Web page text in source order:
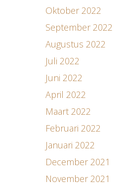
Oktober 2022
September 2022
Augustus 2022
Juli 2022
Juni 2022
April 2022
Maart 2022
Februari 2022
Januari 2022
December 2021
November 2021